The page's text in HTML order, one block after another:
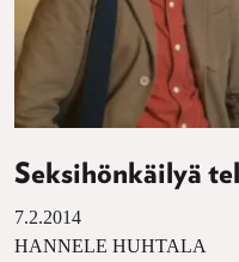
Seksihönkäilyä
7.2.2014
HANNELE HUHTALA